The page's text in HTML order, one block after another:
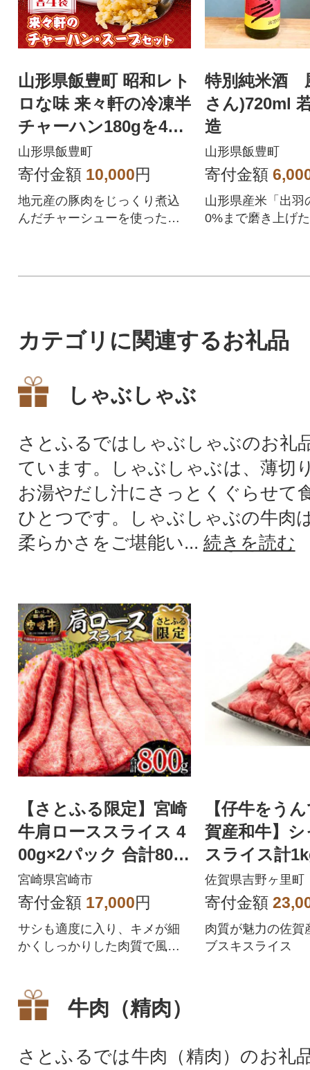
山形県飯豊町 昭和レト
ロな味 来々軒の冷凍半
チャーハン180gを4袋
ラーメンスープ4袋
山形県飯豊町
寄付金額 10,000円
地元産の豚肉をじっくり煮込
んだチャーシューを使った、
特別純米酒
さん)720ml
造
山形県飯豊町
寄付金額
山形県産米「出羽
0%まで磨き上げ
カテゴリに関連するお礼品
しゃぶしゃぶ
さとふるではしゃぶしゃぶのお礼
ています。しゃぶしゃぶは、薄切
お湯やだし汁にさっとくぐらせて
ひとつです。しゃぶしゃぶの牛肉
柔らかさをご堪能い... 続きを読む
【さとふる限定】宮崎
牛肩ローススライス 4
00g×2パック 合計800
g(宮崎市)
宮崎県宮崎市
寄付金額 17,000円
サシも適度に入り、キメが細
かくしっかりした肉質で風味
【仔牛をう
賀産和牛】
スライス計
里町)
佐賀県吉野ヶ里町
寄付金額
肉質が魅力の佐賀
ブスキスライス
牛肉（精肉）
さとふるでは牛肉（精肉）のお礼